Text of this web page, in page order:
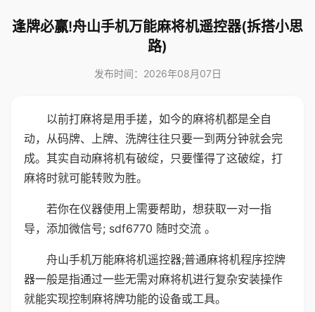
逢牌必赢!舟山手机万能麻将机遥控器(拆搭小思
路)
发布时间：2026年08月07日
以前打麻将是用手搓，如今的麻将机都是全自
动，从码牌、上牌、洗牌往往只要一到两分钟就会完
成。其实自动麻将机有破绽，只要懂得了这破绽，打
麻将时就可能转败为胜。
若你在仪器使用上需要帮助，想获取一对一指
导，添加微信号; sdf6770 随时交流 。
舟山手机万能麻将机遥控器;普通麻将机程序控牌
器一般是指通过一些无需对麻将机进行复杂安装操作
就能实现控制麻将牌功能的设备或工具。